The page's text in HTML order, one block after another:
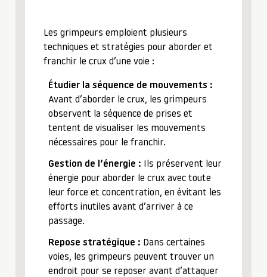
Les grimpeurs emploient plusieurs
techniques et stratégies pour aborder et
franchir le crux d’une voie :
Étudier la séquence de mouvements :
Avant d’aborder le crux, les grimpeurs
observent la séquence de prises et
tentent de visualiser les mouvements
nécessaires pour le franchir.
Gestion de l’énergie : Ils préservent leur
énergie pour aborder le crux avec toute
leur force et concentration, en évitant les
efforts inutiles avant d’arriver à ce
passage.
Repose stratégique : Dans certaines
voies, les grimpeurs peuvent trouver un
endroit pour se reposer avant d’attaquer